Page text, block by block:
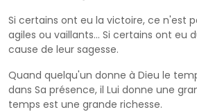
Si certains ont eu la victoire, ce n'est
agiles ou vaillants... Si certains ont eu
cause de leur sagesse.
Quand quelqu'un donne à Dieu le
dans Sa présence, il Lui donne une
temps est une grande richesse.